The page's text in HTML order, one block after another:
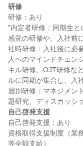
研修
研修：あり
"内定者研修：同期生
感覚の研修や、入社前
社時研修：入社後に必
人へのマインドチェン
キル研修、OJT研修な
ルに同期が集合し、入
層別研修：マネジメン
自己啓発支援
自己啓発支援：あり
資格取得支援制度（業